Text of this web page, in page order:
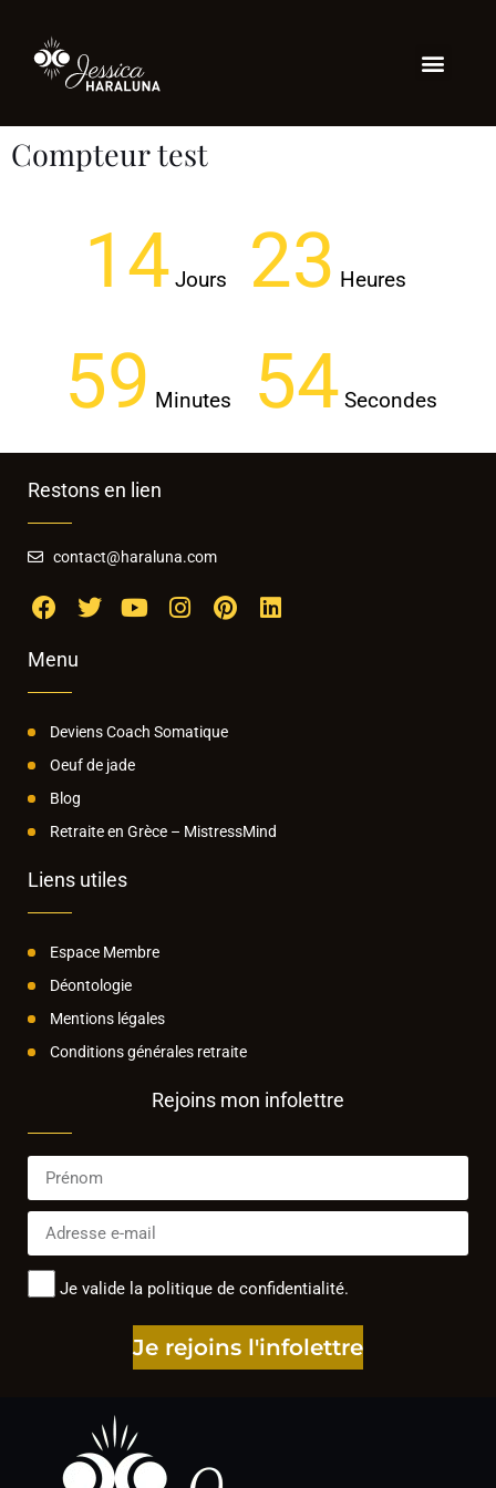
Compteur test
14 Jours 23 Heures
59 Minutes 54 Secondes
Restons en lien
contact@haraluna.com
Menu
Deviens Coach Somatique
Oeuf de jade
Blog
Retraite en Grèce – MistressMind
Liens utiles
Espace Membre
Déontologie
Mentions légales
Conditions générales retraite
Rejoins mon infolettre
Je valide la politique de confidentialité.
Je rejoins l'infolettre